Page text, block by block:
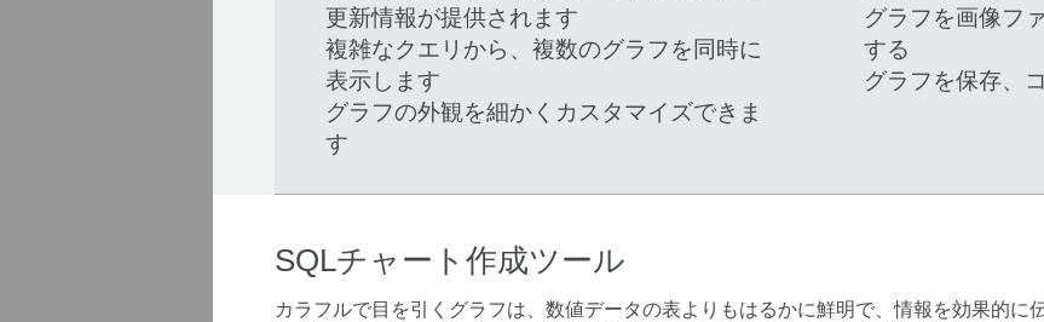
更新情報が提供されます
複雑なクエリから、複数のグラフを同時に
表示します
グラフの外観を細かくカスタマイズできま
す
グラフを画像フ
する
グラフを保存、
SQLチャート作成ツール
カラフルで目を引くグラフは、数値データの表よりもはるかに鮮明で、情報を効果的に